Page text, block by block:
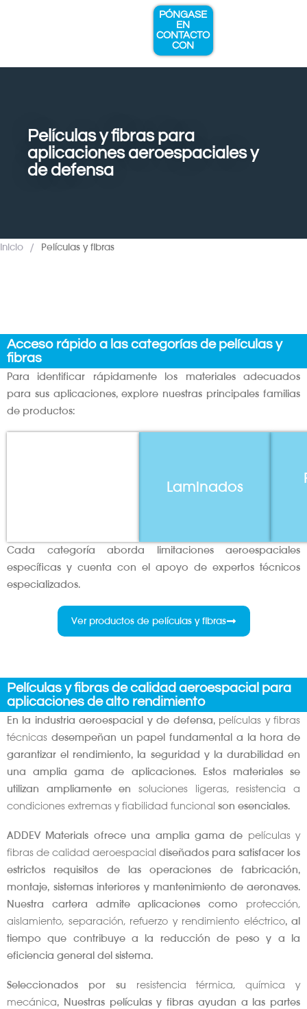
PÓNGASE
EN
CONTACTO
CON
Películas y fibras para
aplicaciones aeroespaciales y
de defensa
Inicio / Películas y fibras
Películas y fibras de calidad aeroespacial para
aplicaciones de alto rendimiento
En la industria aeroespacial y de defensa, películas y fibras
técnicas desempeñan un papel fundamental a la hora de
garantizar el rendimiento, la seguridad y la durabilidad en
una amplia gama de aplicaciones. Estos materiales se
utilizan ampliamente en soluciones ligeras, resistencia a
condiciones extremas y fiabilidad funcional son esenciales.
ADDEV Materials ofrece una amplia gama de películas y
fibras de calidad aeroespacial diseñados para satisfacer los
estrictos requisitos de las operaciones de fabricación,
montaje, sistemas interiores y mantenimiento de aeronaves.
Nuestra cartera admite aplicaciones como protección,
aislamiento, separación, refuerzo y rendimiento eléctrico, al
tiempo que contribuye a la reducción de peso y a la
eficiencia general del sistema.
Seleccionados por su resistencia térmica, química y
mecánica, Nuestras películas y fibras ayudan a las partes
Acceso rápido a las categorías de películas y
fibras
Para identificar rápidamente los materiales adecuados
para sus aplicaciones, explore nuestras principales familias
de productos:
Laminados
Cada categoría aborda limitaciones aeroespaciales
específicas y cuenta con el apoyo de expertos técnicos
especializados.
Ver productos de películas y fibras